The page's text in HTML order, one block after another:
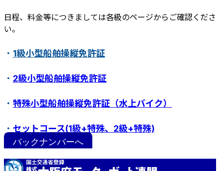
ボート免許教室
紛失･訂正手続き
小型船舶操縦免許証について
日程、料金等につきましては各級のページからご確認くださ
い。
・ 1級小型船舶操縦免許証
・ 2級小型船舶操縦免許証
・ 特殊小型船舶操縦免許証（水上バイク）
・ セットコース(1級+特殊、2級+特殊)
バックナンバーへ